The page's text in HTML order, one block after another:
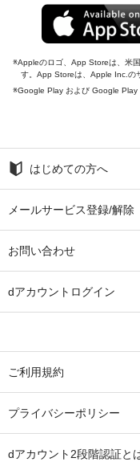
Appleのロゴ、App Storeは、米
す。App Storeは、Apple Inc.の
Google Play および Google Play
はじめての方へ
メールサービス登録/解除
お問い合わせ
dアカウントログイン
ご利用規約
プライバシーポリシー
dアカウント2段階認証と